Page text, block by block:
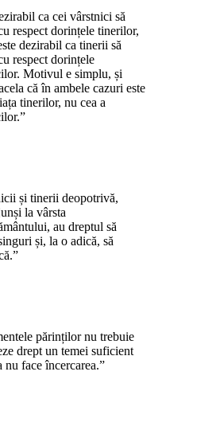
ca cei vârstnici să
respect dorințele tinerilor,
dezirabil ca tinerii să
respect dorințele
Motivul e simplu, și
că în ambele cazuri este
tinerilor, nu cea a
și tinerii deopotrivă,
la vârsta
au dreptul să
și, la o adică, să
părinților nu trebuie
drept un temei suficient
nu face încercarea.”